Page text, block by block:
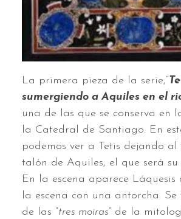
La primera pieza de la serie,“
sumergiendo a Aquiles en el
una de las que se conserva en
la Catedral de Santiago. En
podemos ver a Tetis dejando al
talón de Aquiles, el que será
En la escena aparece
la escena con una antorcha.
de las “tres moiras” de la